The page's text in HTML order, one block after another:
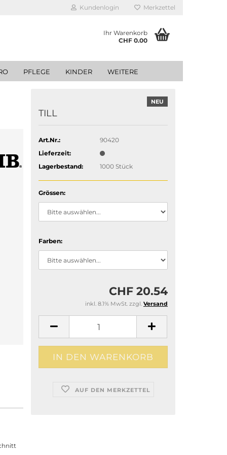
Kundenlogin Merkzettel
Ihr Warenkorb
CHF 0.00
PFLEGE KINDER WEITERE
NEU
TILL
Art.Nr.:
90420
Lieferzeit:
Lagerbestand:
1000Stück
Grössen:
Farben:
CHF 20.54
inkl. 8.1% MwSt. zzgl. Versand
AUF DEN MERKZETTEL